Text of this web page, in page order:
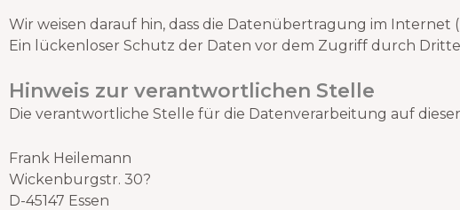
Wir weisen darauf hin, dass die Datenübertragung im Internet
Ein lückenloser Schutz der Daten vor dem Zugriff durch
Hinweis zur verantwortlichen Stelle
Die verantwortliche Stelle für die Datenverarbeitung auf dieser
Frank Heilemann
Wickenburgstr. 30?
D-45147 Essen